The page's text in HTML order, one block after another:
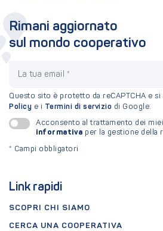
Link rapidi
SCOPRI CHI SIAMO
CERCA UNA COOPERATIVA
Rimani aggiornato
sul mondo cooperativo
Questo sito è protetto da reCAPTCHA e si
Policy e i Termini di servizio di Google.
Acconsento al trattamento dei
informativa per la gestione della
* Campi obbligatori